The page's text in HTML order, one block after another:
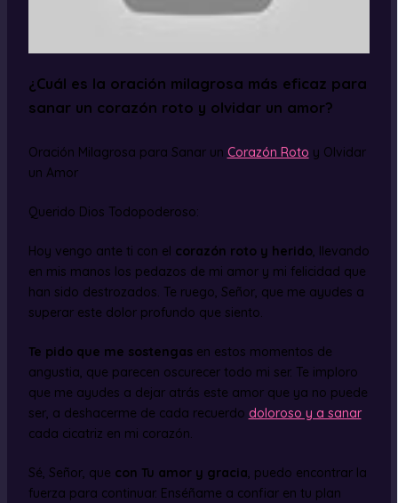
¿Cuál es la oración milagrosa más eficaz para
sanar un corazón roto y olvidar un amor?
Oración Milagrosa para Sanar un Corazón Roto y Olvidar
un Amor
Querido Dios Todopoderoso:
Hoy vengo ante ti con el corazón roto y herido, llevando
en mis manos los pedazos de mi amor y mi felicidad que
han sido destrozados. Te ruego, Señor, que me ayudes a
superar este dolor profundo que siento.
Te pido que me sostengasen estos momentos de
angustia, que parecen oscurecer todo mi ser. Te imploro
que me ayudes a dejar atrás este amor que ya no puede
ser, a deshacerme de cada recuerdo doloroso y a sanar
cada cicatriz en mi corazón.
Sé, Señor, que con Tu amor y gracia, puedo encontrar la
fuerza para continuar. Enséñame a confiar en tu plan